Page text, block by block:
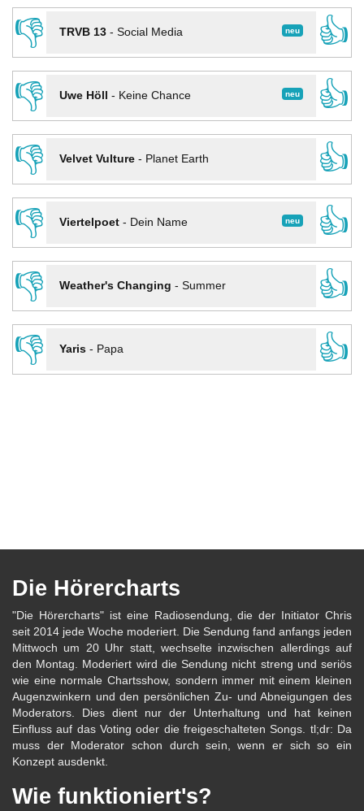
👎
neu
TRVB 13- Social Media
👍
👎
neu
Uwe Höll - Keine Chance
👍
👎
Velvet Vulture- Planet Earth
👍
👎
neu
Viertelpoet- Dein Name
👍
👎
Weather's Changing - Summer
👍
👎
Yaris- Papa 👍
Die Hörercharts
"Die Hörercharts" ist eine Radiosendung, die der Initiator Chris
seit 2014 jede Woche moderiert. Die Sendung fand anfangs jeden
Mittwoch um 20 Uhr statt, wechselte inzwischen allerdings auf
den Montag. Moderiert wird die Sendung nicht streng und seriös
wie eine normale Chartsshow, sondern immer mit einem kleinen
Augenzwinkern und den persönlichen Zu- und Abneigungen des
Moderators. Dies dient nur der Unterhaltung und hat keinen
Einfluss auf das Voting oder die freigeschalteten Songs. tl;dr: Da
muss der Moderator schon durch sein, wenn er sich so ein
Konzept ausdenkt.
Wie funktioniert's?